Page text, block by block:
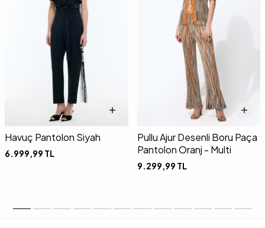
Havuç Pantolon Siyah
6.999,99 TL
Pullu Ajur Desenli Boru Paça
Pantolon Oranj - Multi
9.299,99 TL